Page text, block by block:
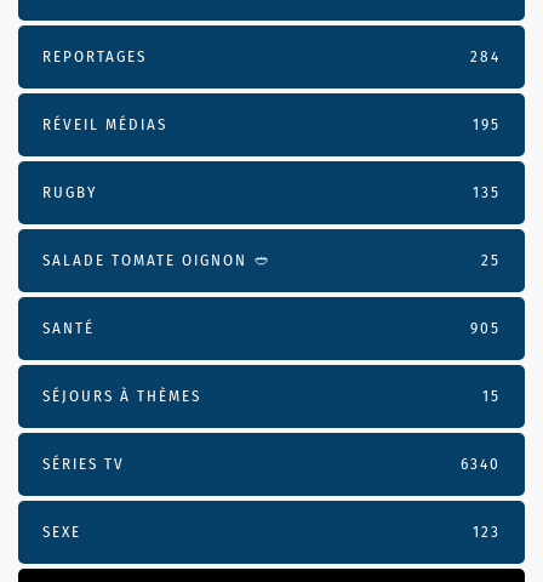
REPORTAGES 284
RÉVEIL MÉDIAS 195
RUGBY 135
SALADE TOMATE OIGNON 🥙 25
SANTÉ 905
SÉJOURS À THÈMES 15
SÉRIES TV 6340
SEXE 123